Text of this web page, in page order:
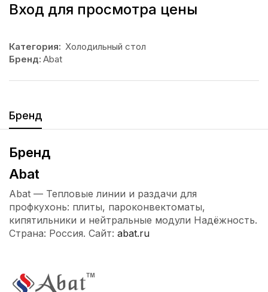
Вход для просмотра цены
Категория: Холодильный стол
Бренд: Abat
Бренд
Бренд
Abat
Abat — Тепловые линии и раздачи для
профкухонь: плиты, пароконвектоматы,
кипятильники и нейтральные модули Надёжность.
Страна: Россия. Сайт: abat.ru